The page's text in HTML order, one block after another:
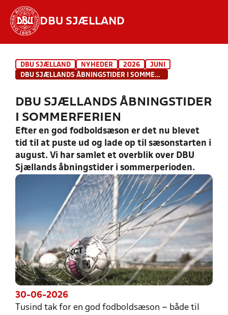
DBU SJÆLLAND
INDHOLD OG NYHEDER
HOLD
DBU SJÆLLAND NYHEDER 2026
JUNI
DBU SJÆLLANDS ÅBNINGSTIDER I SOMMERFERIEN
DBU SJÆLLANDS ÅBNINGSTIDER
I SOMMERFERIEN
Efter en god fodboldsæson er det nu blevet
tid til at puste ud og lade op til sæsonstarten i
august. Vi har samlet et overblik over DBU
Sjællands åbningstider i sommerperioden.
30-06-2026
Tusind tak for en god fodboldsæson – både til